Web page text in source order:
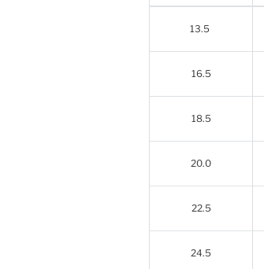
13.5
16.5
18.5
20.0
22.5
24.5